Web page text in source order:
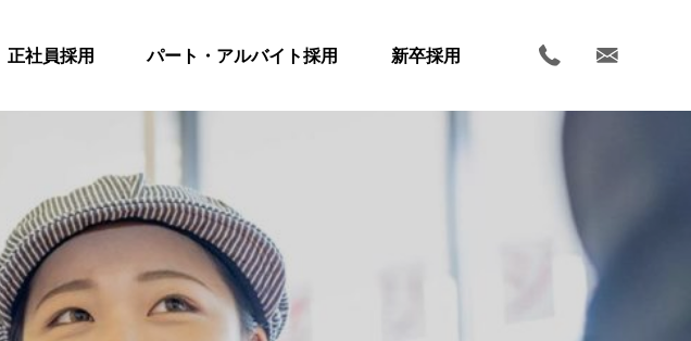
正社員採用 パート・アルバイト採用 新卒採用